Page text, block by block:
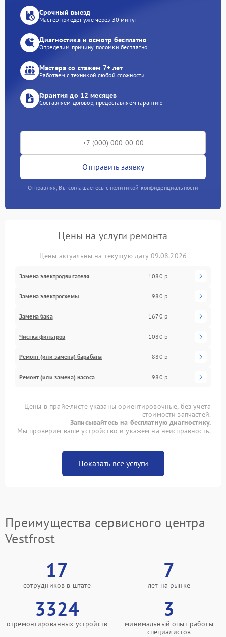
Срочный выезд
Мастер приедет уже через 30 минут
Диагностика и осмотр бесплатно
Определим причину поломки бесплатно
Мастера со стажем 7+ лет
Работаем с техникой любой сложности
Гарантия до 12 месяцев
Составляем договор, предоставляем гарантию
Отправить заявку
Отправляя, Вы соглашаетесь с политикой конфиденциальности
Цены на услуги ремонта
Цены актуальны на текущую дату 09.08.2026
Замена электродвигателя 1080 р
Замена электросхемы 980 р
Замена бака 1670 р
Чистка фильтров 1080 р
Ремонт (или замена) барабана 880 р
Ремонт (или замена) насоса 980 р
Цены в прайс-листе указаны ориентировочные, без учета
стоимости запчастей.
Записывайтесь на бесплатную диагностику.
Мы проверим ваше устройство и укажем на неисправность.
Показать все услуги
Преимущества сервисного центра
Vestfrost
17
сотрудников в штате
7
лет на рынке
3324
отремонтированных устройств
3
минимальный опыт работы
специалистов